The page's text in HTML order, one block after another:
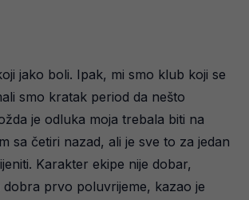
jako boli. Ipak, mi smo klub koji se
smo kratak period da nešto
je odluka moja trebala biti na
sa četiri nazad, ali je sve to za jedan
Karakter ekipe nije dobar,
dobra prvo poluvrijeme, kazao je